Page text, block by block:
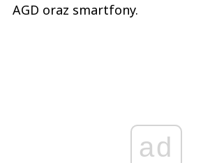
AGD oraz smartfony.
ad